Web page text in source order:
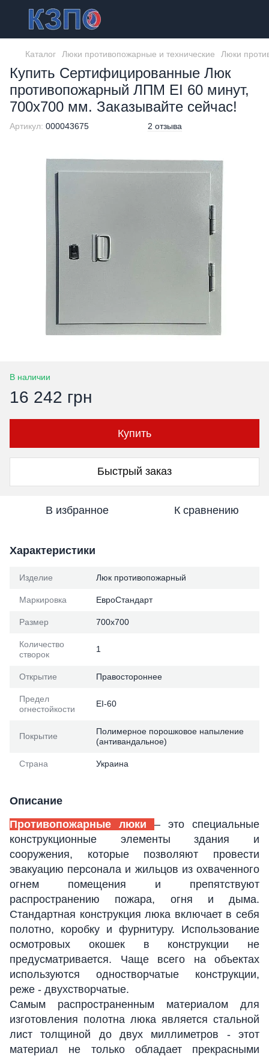
Каталог Люки противопожарные и технические Люки
Купить Сертифицированные Люк
противопожарный ЛПМ EI 60 минут,
700х700 мм. Заказывайте сейчас!
Артикул: 000043675 2 отзыва
В наличии
16 242 грн
Купить
Быстрый заказ
В избранное К сравнению
Характеристики
Изделие Люк противопожарный
Маркировка ЕвроСтандарт
Размер 700х700
Количество
створок
1
Открытие Правостороннее
Предел
огнестойкости
ЕІ-60
Покрытие
Полимерное порошковое напыление
(антивандальное)
Страна Украина
Описание
Противопожарные люки – это специальные
конструкционные элементы здания и
сооружения, которые позволяют провести
эвакуацию персонала и жильцов из охваченного
огнем помещения и препятствуют
распространению пожара, огня и дыма.
Стандартная конструкция люка включает в себя
полотно, коробку и фурнитуру. Использование
осмотровых окошек в конструкции не
предусматривается. Чаще всего на объектах
используются одностворчатые конструкции,
реже - двухстворчатые.
Самым распространенным материалом для
изготовления полотна люка является стальной
лист толщиной до двух миллиметров - этот
материал не только обладает прекрасными